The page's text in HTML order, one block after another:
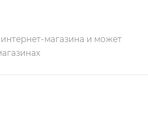
магазина и может